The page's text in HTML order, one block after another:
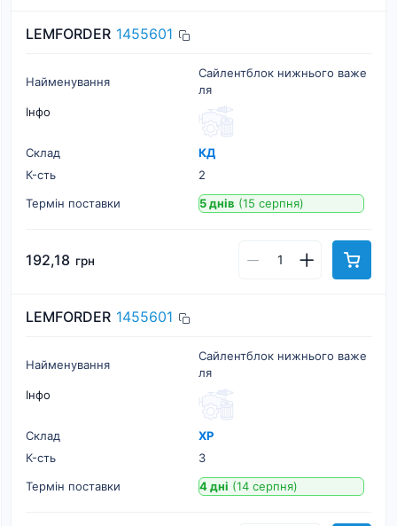
LEMFORDER 1455601
Найменування
Сайлентблок нижнього важе
ля
Інфо
Склад
КД
К-cть
2
Термін поставки
5 днів (15 серпня)
192,18 грн
LEMFORDER 1455601
Найменування
Сайлентблок нижнього важе
ля
Інфо
Склад
ХР
К-cть
3
Термін поставки
4 дні (14 серпня)